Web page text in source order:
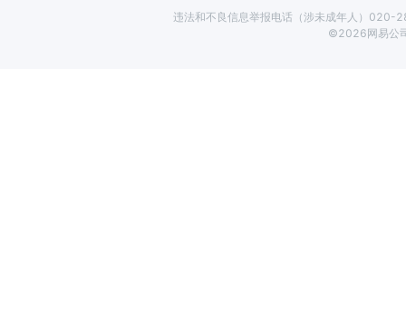
违法和不良信息举报电话（涉未成年人）
©2026网易公